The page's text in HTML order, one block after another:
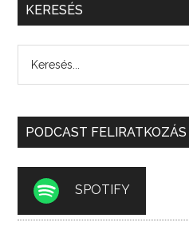
KERESÉS
PODCAST FELIRATKOZÁS
SPOTIFY